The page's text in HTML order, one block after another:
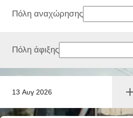
13 Αυγ 2026
Πόλη αναχώρησης
Πόλη άφιξης